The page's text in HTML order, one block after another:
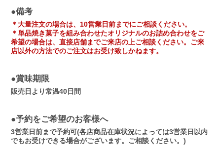
●備考
＊大量注文の場合は、10営業日前までにご相談ください。
＊単品焼き菓子を組み合わせたオリジナルのお詰め合わせをご
希望の場合は、直接店舗までご来店の上ご相談ください。ご来
店以外の方法でのご注文はお受け致しかねます。
●賞味期限
販売日より常温40日間
●予約をご希望のお客様へ
3営業日前まで予約可(各店商品在庫状況によっては3営業日以内
でもお受けできる場合がございます。ご相談ください。)